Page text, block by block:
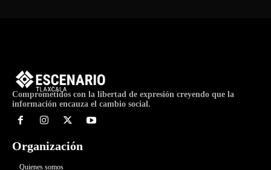
Comprometidos con la libertad de expresión creyendo que la
información encauza el cambio social.
Organización
Quienes somos